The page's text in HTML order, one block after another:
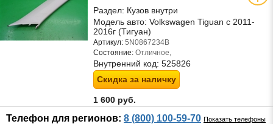
Раздел: Кузов внутри
Модель авто: Volkswagen Tiguan с 2011-
2016г (Тигуан)
Артикул: 5N0867234B
Состояние: Отличное,
Внутренний код: 525826
Скидка за наличку
1 600 руб.
Телефон для регионов: 8 (800) 100-59-70 Показать телефоны